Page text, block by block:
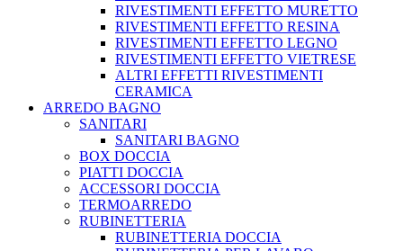
RIVESTIMENTI EFFETTO MURETTO
RIVESTIMENTI EFFETTO RESINA
RIVESTIMENTI EFFETTO LEGNO
RIVESTIMENTI EFFETTO VIETRESE
ALTRI EFFETTI RIVESTIMENTI
CERAMICA
ARREDO BAGNO
SANITARI
SANITARI BAGNO
BOX DOCCIA
PIATTI DOCCIA
ACCESSORI DOCCIA
TERMOARREDO
RUBINETTERIA
RUBINETTERIA DOCCIA